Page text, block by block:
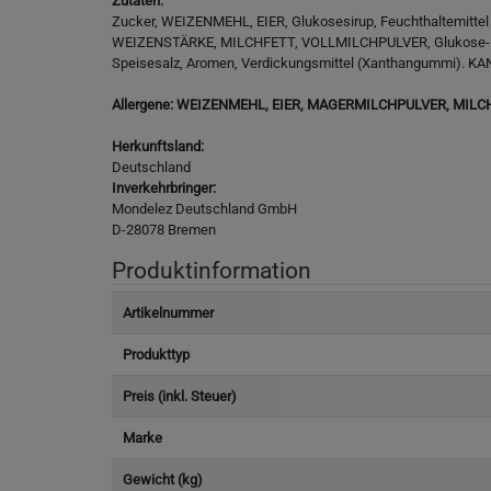
Zucker, WEIZENMEHL, EIER, Glukosesirup,
WEIZENSTÄRKE, MILCHFETT, VOLLMILCHPULVER,
Speisesalz, Aromen, Verdickungsmittel (Xanthangummi).
Allergene: WEIZENMEHL, EIER, MAGERMILCHPULVER,
Herkunftsland:
Deutschland
Inverkehrbringer:
Mondelez Deutschland GmbH
D-28078 Bremen
Produktinformation
Artikelnummer
Produkttyp
Preis (inkl. Steuer)
Marke
Gewicht (kg)